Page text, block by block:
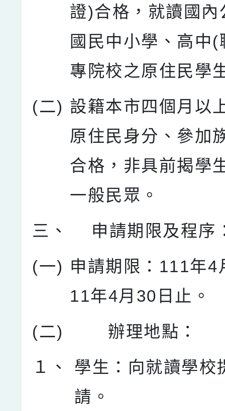
證)合格，就讀國
國民中小學、高中
專院校之原住民學
(二) 設籍本市四個月以
原住民身分、參加
合格，非具前揭學
一般民眾。
三、
申請期限及程序
(一) 申請期限：111年4
11年4月30日止。
(二)
辦理地點：
１、
學生：向就讀學校
請。